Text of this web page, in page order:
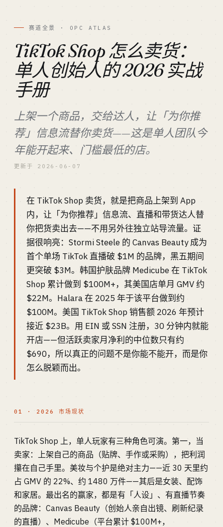
赛道全景 · OPC ATLAS
TikTok Shop 怎么卖货：
单人创始人的 2026 实战
手册
上架一个商品，交给达人，让「为你推
荐」信息流替你卖货——这是单人团队今
年能开起来、门槛最低的店。
更新于 2026-06-07
在 TikTok Shop 卖货，就是把商品上架到 App
内，让「为你推荐」信息流、直播和带货达人替
你把货卖出去——不用另外往独立站导流量。证
据很响亮：Stormi Steele 的 Canvas Beauty 成为
首个单场 TikTok 直播破 $1M 的品牌，黑五期间
更突破 $3M。韩国护肤品牌 Medicube 在 TikTok
Shop 累计做到 $100M+，其美国店单月 GMV 约
$22M。Halara 在 2025 年于该平台做到约
$100M。美国 TikTok Shop 销售额 2026 年预计
接近 $23B。用 EIN 或 SSN 注册，30 分钟内就能
开店——但活跃卖家月净利的中位数只有约
$690，所以真正的问题不是你能不能开，而是你
怎么脱颖而出。
01 · 2026 市场现状
TikTok Shop 上，单人玩家有三种角色可演。第一，当
卖家：上架自己的商品（贴牌、手作或采购），把利润
攥在自己手里。美妆与个护是绝对主力——近 30 天里约
占 GMV 的 22%、约 1480 万件——其后是女装、配饰
和家居。最出名的赢家，都是有「人设」、有直播节奏
的品牌：Canvas Beauty（创始人亲自出镜、刷新纪录
的直播）、Medicube（平台累计 $100M+，